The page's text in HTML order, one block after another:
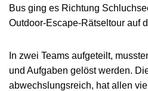
Bus ging es Richtung
Outdoor-Escape-Rätseltour auf
In zwei Teams aufgeteilt,
und Aufgaben gelöst werden.
abwechslungsreich, hat allen